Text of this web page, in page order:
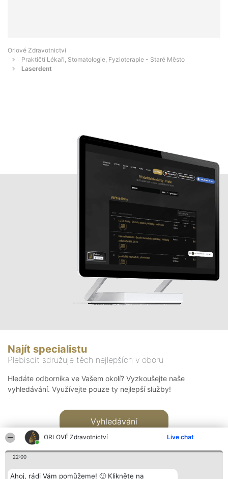
ORLOVÉ Zdravotnictví Live chat
22:00
Ahoj, rádi Vám pomůžeme! 🙂 Klikněte na
Orlové Zdravotnictví
Praktičtí Lékaři, Stomatologie, Fyzioterapie - Staré Město
Laserdent
Najít specialistu
Plebiscit sdružuje těch nejlepších v oboru
Hledáte odborníka ve Vašem okolí? Vyzkoušejte naše
vyhledávání. Využívejte pouze ty nejlepší služby!
Vyhledávání